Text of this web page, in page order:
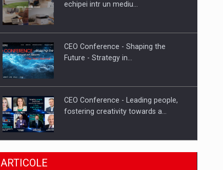
Hard Enduro Piatra Craiului 2026,
echipei intr un mediu…
CEO Conference - Shaping the
Future - Strategy in…
CEO Conference - Leading people,
fostering creativity towards a…
CEO Conference - Shaping The
ARTICOLE